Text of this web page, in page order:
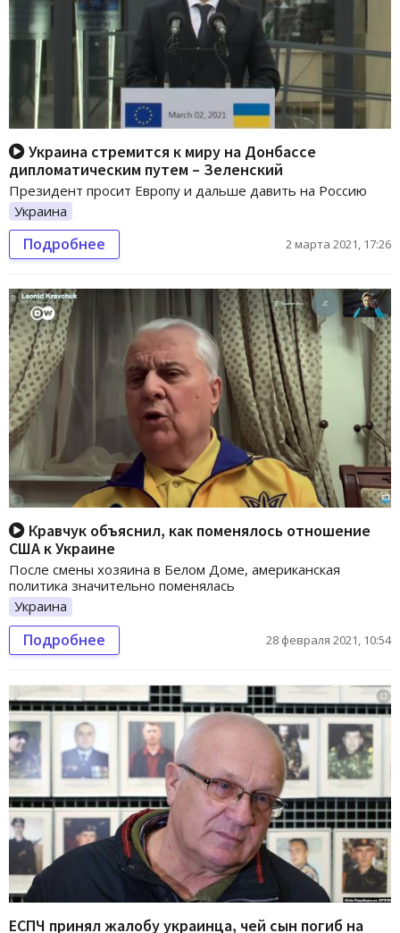
Украина стремится к миру на Донбассе
дипломатическим путем – Зеленский
Президент просит Европу и дальше давить на Россию
Украина
Подробнее 2 марта 2021, 17:26
Кравчук объяснил, как поменялось отношение
США к Украине
После смены хозяина в Белом Доме, американская
политика значительно поменялась
Украина
Подробнее 28 февраля 2021, 10:54
ЕСПЧ принял жалобу украинца, чей сын погиб на